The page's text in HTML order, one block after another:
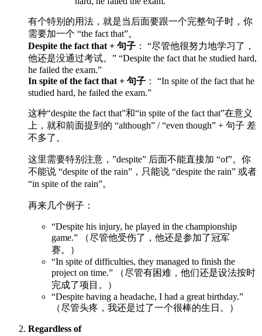
有个特别的用法，就是当后面要跟一个完整句子时，你
需要加一个 “the fact that”。
Despite the fact that + 句子 ： “尽管他很努力地学习了，
他还是没通过考试。” “Despite the fact that he studied hard,
he failed the exam.”
In spite of the fact that + 句子 ： “In spite of the fact that he
studied hard, he failed the exam.”
这种“despite the fact that”和“in spite of the fact that”在意义
上，就和前面提到的 “although” / “even though” + 句子 差
不多了。
这里需要特别注意，”despite” 后面不能直接加 “of”。你
不能说 “despite of the rain”，只能说 “despite the rain” 或者
“in spite of the rain”。
再来几个例子：
“Despite his injury, he played in the championship
game.” （尽管他受伤了，他还是参加了冠军
赛。）
“In spite of difficulties, they managed to finish the
project on time.” （尽管有困难，他们还是设法按时
完成了项目。）
“Despite having a headache, I had a great birthday.”
（尽管头疼，我还是过了一个很棒的生日。）
Regardless of